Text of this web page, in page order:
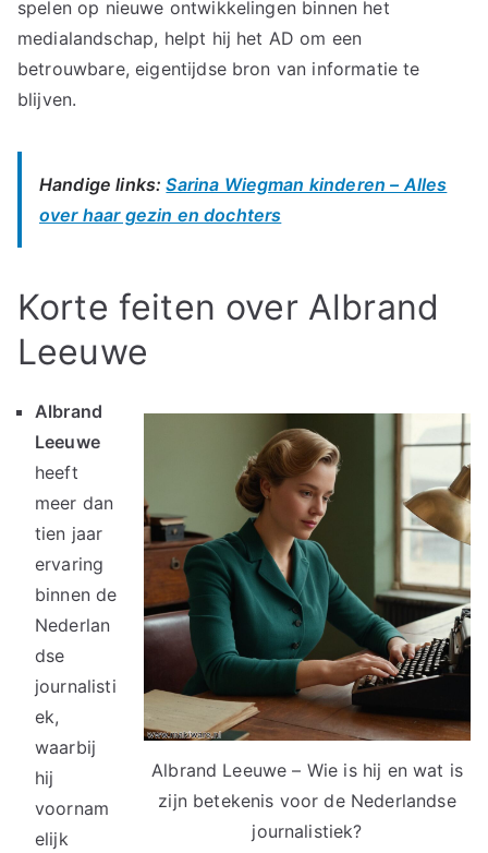
spelen op nieuwe ontwikkelingen binnen het
medialandschap, helpt hij het AD om een
betrouwbare, eigentijdse bron van informatie te
blijven.
Handige links:Sarina Wiegman kinderen – Alles
over haar gezin en dochters
Korte feiten over Albrand
Leeuwe
Albrand Leeuwe – Wie is hij en wat is
zijn betekenis voor de Nederlandse
journalistiek?
Albrand
Leeuwe
heeft
meer dan
tien jaar
ervaring
binnen de
Nederlan
dse
journalisti
ek,
waarbij
hij
voornam
elijk